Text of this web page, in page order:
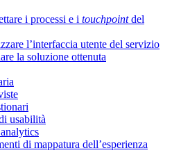
i processi e i touchpointdel
l’interfaccia utente del servizio
la soluzione ottenuta
usabilità
di mappatura dell’esperienza